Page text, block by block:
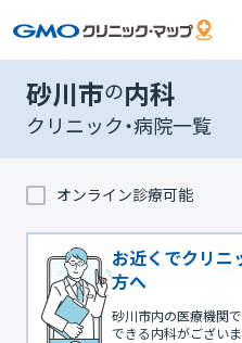
砂川市の内科
クリニック・病院一覧
オンライン診療可能
お近くでクリニ
方へ
砂川市内の医療機関
できる内科がございま